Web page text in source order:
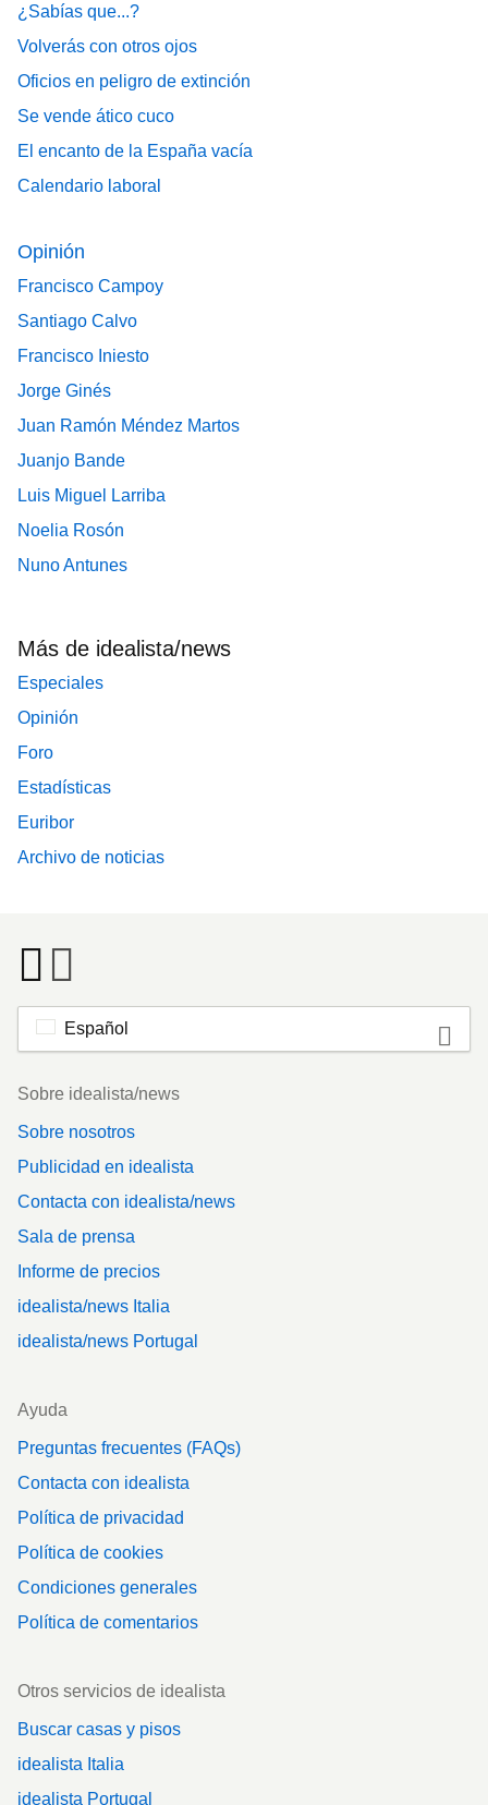
¿Sabías que...?
Volverás con otros ojos
Oficios en peligro de extinción
Se vende ático cuco
El encanto de la España vacía
Calendario laboral
Opinión
Francisco Campoy
Santiago Calvo
Francisco Iniesto
Jorge Ginés
Juan Ramón Méndez Martos
Juanjo Bande
Luis Miguel Larriba
Noelia Rosón
Nuno Antunes
Más de idealista/news
Especiales
Opinión
Foro
Estadísticas
Euribor
Archivo de noticias
Español
Footer
Sobre idealista/news
Sobre nosotros
Publicidad en idealista
Contacta con idealista/news
Sala de prensa
Informe de precios
idealista/news Italia
idealista/news Portugal
Ayuda
Preguntas frecuentes (FAQs)
Contacta con idealista
Política de privacidad
Política de cookies
Condiciones generales
Política de comentarios
Otros servicios de idealista
Buscar casas y pisos
idealista Italia
idealista Portugal